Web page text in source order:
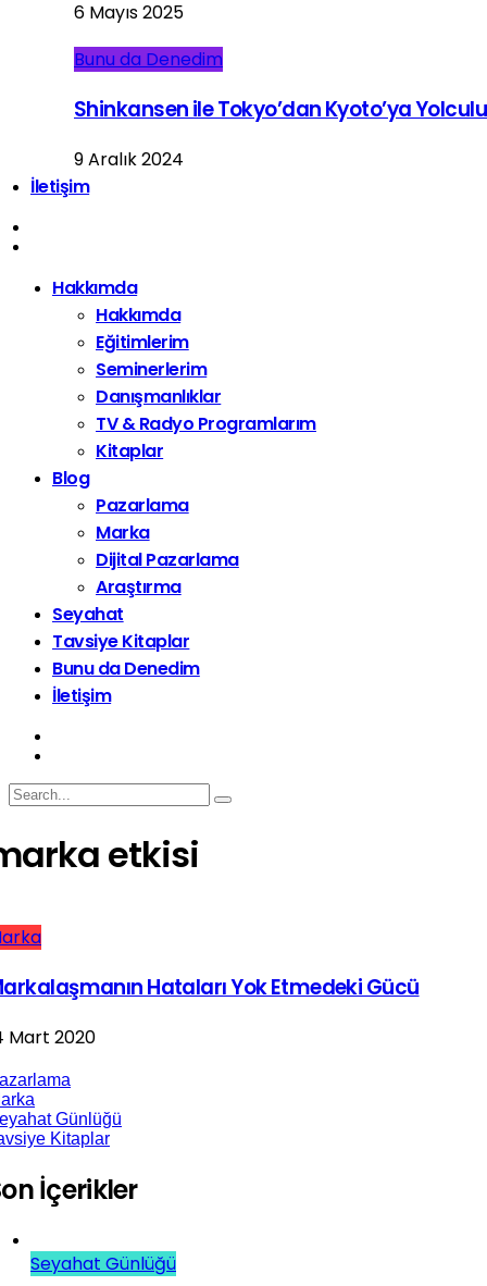
6 Mayıs 2025
Bunu da Denedim
Shinkansen ile Tokyo’dan Kyoto’ya
9 Aralık 2024
İletişim
Hakkımda
Hakkımda
Eğitimlerim
Seminerlerim
Danışmanlıklar
TV & Radyo Programlarım
Kitaplar
Blog
Pazarlama
Marka
Dijital Pazarlama
Araştırma
Seyahat
Tavsiye Kitaplar
Bunu da Denedim
İletişim
etkisi
Hataları Yok Etmedeki Gücü
Mart 2020
Günlüğü
Kitaplar
İçerikler
Seyahat Günlüğü